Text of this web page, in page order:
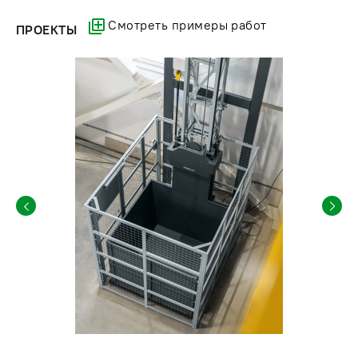
Ограждениями сетчатого или сплошного типа.
Дверями (откидные борты, подъемно-секционные
Мы гарантируем быструю доставку по Санкт-Петербургу,
доступные цены. Чтобы купить подъемник, оставьте заявку
на нашем сайте или свяжитесь с менеджерами компании по
8 (800) 200-78-15
Технические характеристики
Высота подъема до 50 м
Габариты платформы
(ширина/глубина/высота)
до 5,0 м / 5,0 м / 4,0 м
ПРОЕКТЫ Смотреть примеры работ